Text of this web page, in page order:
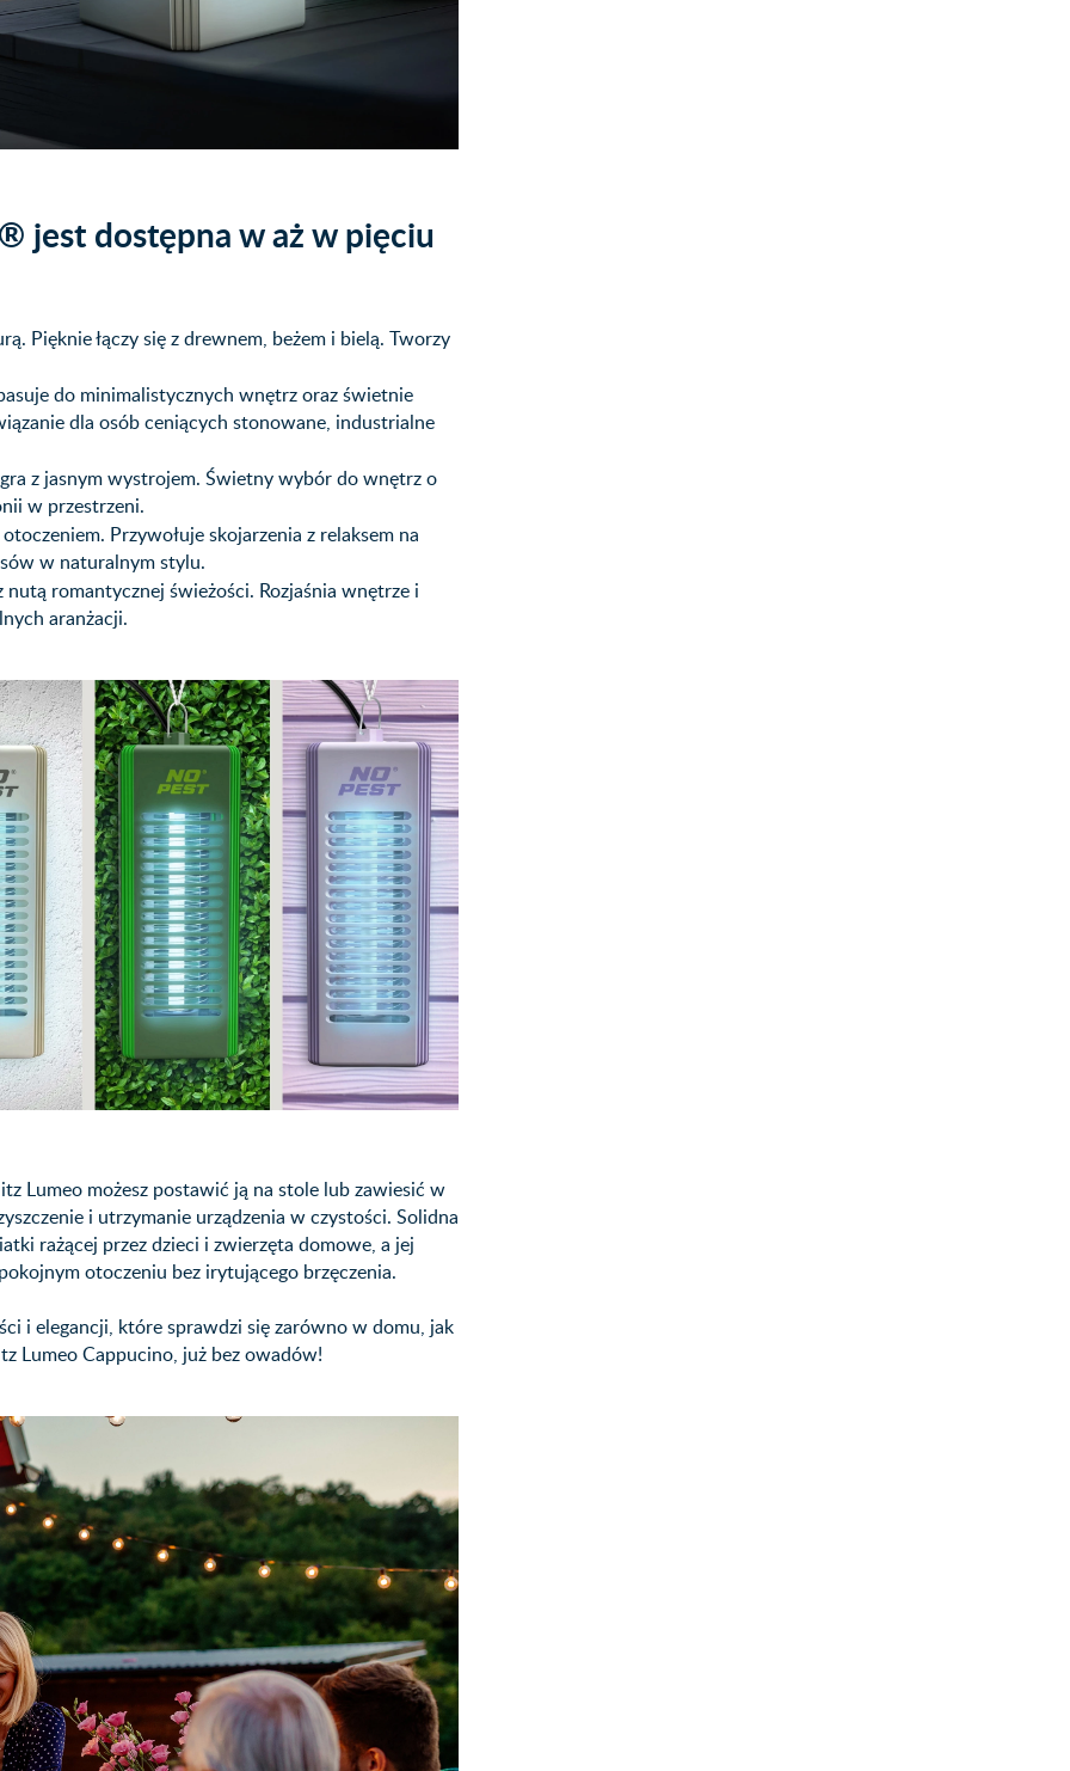
jest dostępna w aż w pięciu
Pięknie łączy się z drewnem, beżem i bielą. Tworzy
do minimalistycznych wnętrz oraz świetnie
dla osób ceniących stonowane, industrialne
z jasnym wystrojem. Świetny wybór do wnętrz o
w przestrzeni.
Przywołuje skojarzenia z relaksem na
w naturalnym stylu.
romantycznej świeżości. Rozjaśnia wnętrze i
aranżacji.
Lumeo możesz postawić ją na stole lub zawiesić w
i utrzymanie urządzenia w czystości. Solidna
rażącej przez dzieci i zwierzęta domowe, a jej
otoczeniu bez irytującego brzęczenia.
i elegancji, które sprawdzi się zarówno w domu, jak
Lumeo Cappucino, już bez owadów!